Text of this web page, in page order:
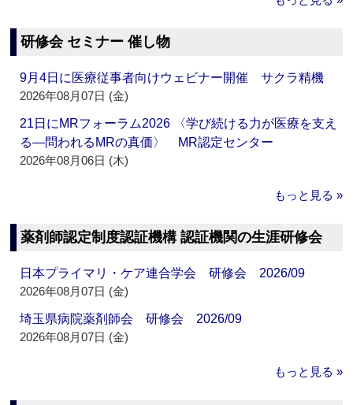
研修会 セミナー 催し物
9月4日に医療従事者向けウェビナー開催 サクラ精機
2026年08月07日 (金)
21日にMRフォーラム2026 〈学び続ける力が医療を支え
る―問われるMRの真価〉 MR認定センター
2026年08月06日 (木)
もっと見る »
薬剤師認定制度認証機構 認証機関の生涯研修会
日本プライマリ・ケア連合学会 研修会 2026/09
2026年08月07日 (金)
埼玉県病院薬剤師会 研修会 2026/09
2026年08月07日 (金)
もっと見る »